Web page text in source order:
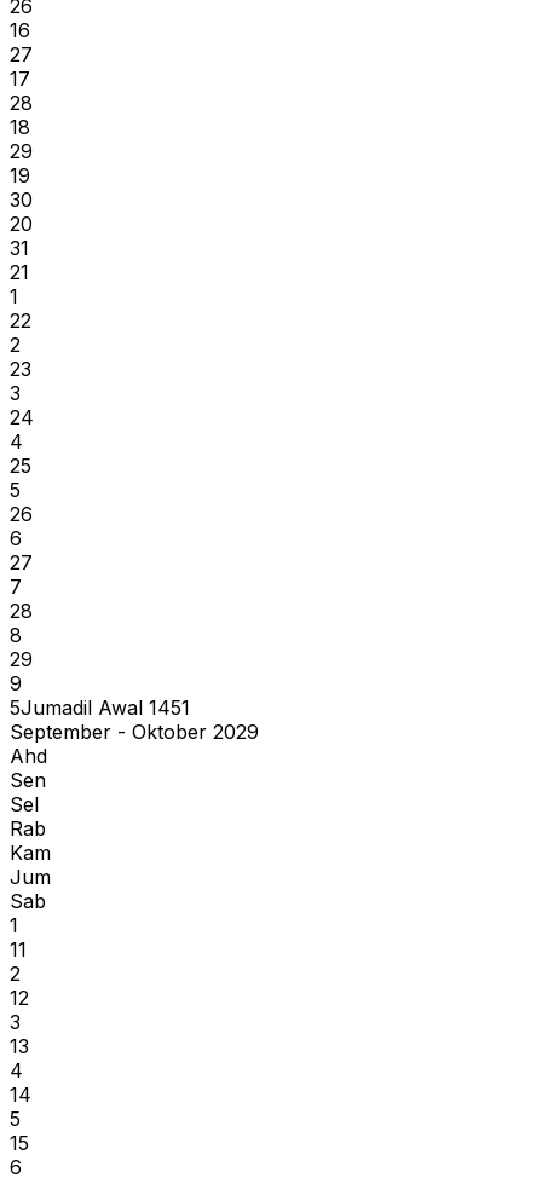
26
16
27
17
28
18
29
19
30
20
31
21
1
22
2
23
3
24
4
25
5
26
6
27
7
28
8
29
9
5Jumadil Awal 1451
September - Oktober 2029
Ahd
Sen
Sel
Rab
Kam
Jum
Sab
1
11
2
12
3
13
4
14
5
15
6